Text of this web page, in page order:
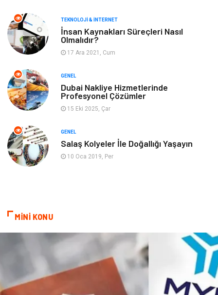
Gayrimenkul Spor
Finans& Ekonomi Anne & Çocuk
Genel Kültür
Ev İşleri
Mobilya
Astroloji
Yazı Tahtaları
Pet Malzemeleri
TEKNOLOJI & İNTERNET
İnsan Kaynakları Süreçleri Nasıl
Olmalıdır?
17 Ara 2021, Cum
GENEL
Dubai Nakliye Hizmetlerinde
Profesyonel Çözümler
15 Eki 2025, Çar
GENEL
Salaş Kolyeler İle Doğallığı Yaşayın
10 Oca 2019, Per
MİNİ KONU